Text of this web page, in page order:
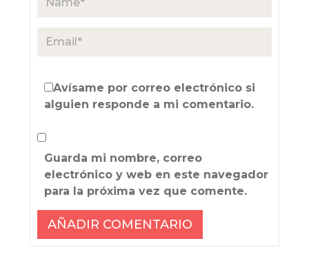
Avísame por correo electrónico si
alguien responde a mi comentario.
Guarda mi nombre, correo
electrónico y web en este navegador
para la próxima vez que comente.